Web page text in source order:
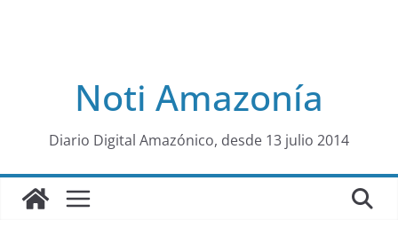
al
Noti Amazonía
Diario Digital Amazónico, desde 13 julio 2014